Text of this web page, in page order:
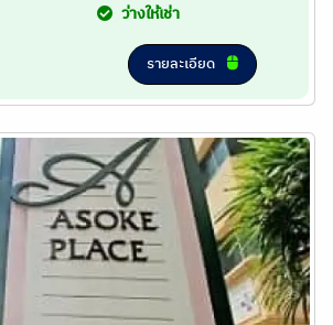
ว่างให้เช่า
รายละเอียด